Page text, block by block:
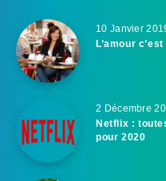
10 Janvier
L’amour
2 Décembre
Netflix :
pour 2020